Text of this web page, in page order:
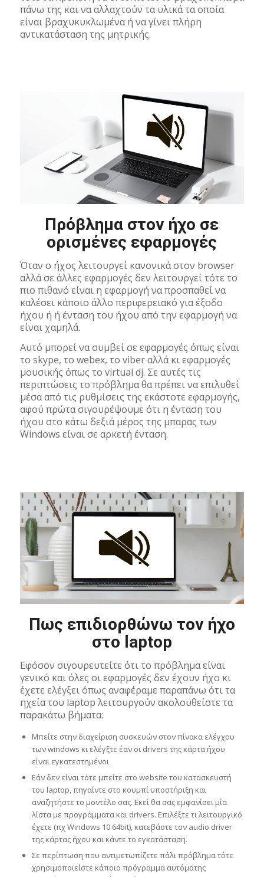
πάνω της και να αλλαχτούν τα υλικά τα οποία
είναι βραχυκυκλωμένα ή να γίνει πλήρη
αντικατάσταση της μητρικής.
Πρόβλημα στον ήχο σε
ορισμένες εφαρμογές
Όταν ο ήχος λειτουργεί κανονικά στον browser
αλλά σε άλλες εφαρμογές δεν λειτουργεί τότε το
πιο πιθανό είναι η εφαρμογή να προσπαθεί να
καλέσει κάποιο άλλο περιφερειακό για έξοδο
ήχου ή ή ένταση του ήχου από την εφαρμογή να
είναι χαμηλά.
Αυτό μπορεί να συμβεί σε εφαρμογές όπως είναι
το skype, το webex, το viber αλλά κι εφαρμογές
μουσικής όπως το virtual dj. Σε αυτές τις
περιπτώσεις το πρόβλημα θα πρέπει να επιλυθεί
μέσα από τις ρυθμίσεις της εκάστοτε εφαρμογής,
αφού πρώτα σιγουρέψουμε ότι η ένταση του
ήχου στο κάτω δεξιά μέρος της μπαρας των
Windows είναι σε αρκετή ένταση.
Πως επιδιορθώνω τον ήχο
στο laptop
Εφόσον σιγουρευτείτε ότι το πρόβλημα είναι
γενικό και όλες οι εφαρμογές δεν έχουν ήχο κι
έχετε ελέγξει όπως αναφέραμε παραπάνω ότι τα
ηχεία του laptop λειτουργούν ακολουθείστε τα
παρακάτω βήματα:
Μπείτε στην διαχείριση συσκευών στον πίνακα ελέγχου
των windows κι ελέγξτε έαν οι drivers της κάρτα ήχου
είναι εγκατεστημένοι
Εάν δεν είναι τότε μπείτε στο website του κατασκευστή
του laptop, πηγαίντε στο κουμπί υποστήριξη και
αναζητήστε το μοντέλο σας. Εκεί θα σας εμφανίσει μία
λίστα με προγράμματα και drivers. Επιλέξτε τι λειτουργικό
έχετε (πχ Windows 10 64bit), κατεβάστε τον audio driver
της κάρτας ήχου και κάντε το εγκατάσταση.
Σε περίπτωση που αντιμετωπίζετε πάλι πρόβλημα τότε
χρησιμοποιείστε κάποιο πρόγραμμα αυτόματης